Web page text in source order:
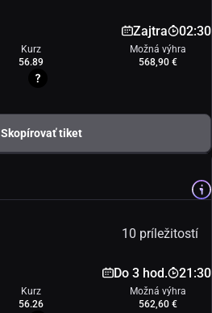
Zajtra 02:30
Kurz
56.89
Možná výhra
568,90 €
Skopírovať tiket
10 príležitostí
Do 3 hod. 21:30
Kurz
56.26
Možná výhra
562,60 €